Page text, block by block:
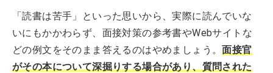
「読書は苦手」といった思いから、実際に読んでいな
いにもかかわらず、面接対策の参考書やWebサイトな
どの例文をそのまま答えるのはやめましょう。面接官
がその本について深掘りする場合があり、質問された